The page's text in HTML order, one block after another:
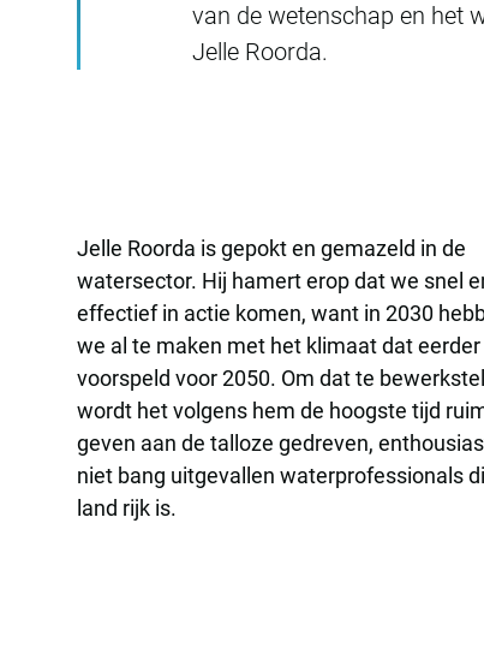
van de wetenschap en het
Jelle Roorda.
Jelle Roorda is gepokt en gemazeld in de
watersector. Hij hamert erop dat we snel
effectief in actie komen, want in 2030
we al te maken met het klimaat dat
voorspeld voor 2050. Om dat te
wordt het volgens hem de hoogste tijd
geven aan de talloze gedreven,
niet bang uitgevallen waterprofessionals
land rijk is.